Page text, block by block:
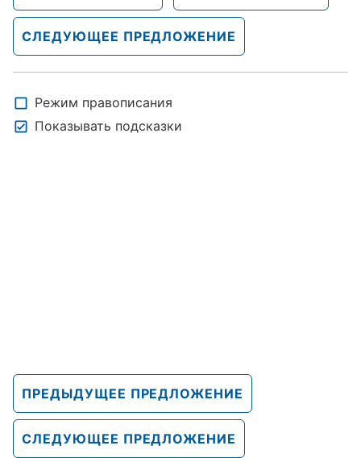
СЛЕДУЮЩЕЕ ПРЕДЛОЖЕНИЕ
Режим правописания
Показывать подсказки
ПРЕДЫДУЩЕЕ ПРЕДЛОЖЕНИЕ
СЛЕДУЮЩЕЕ ПРЕДЛОЖЕНИЕ